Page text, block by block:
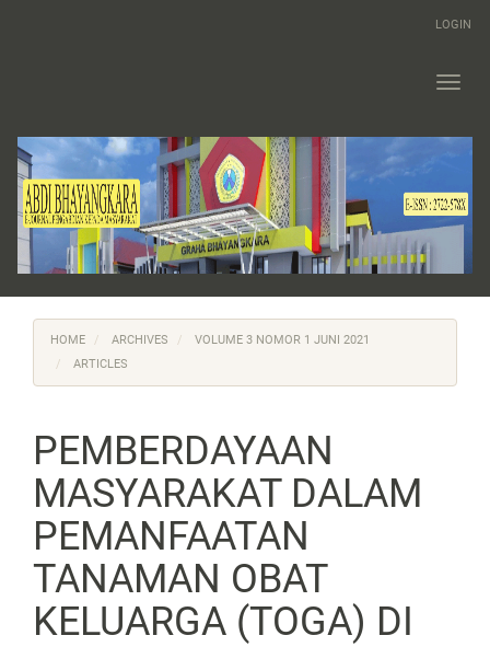
LOGIN
HOME ARCHIVES
VOLUME 3 NOMOR 1 JUNI 2021
ARTICLES
PEMBERDAYAAN
MASYARAKAT DALAM
PEMANFAATAN
TANAMAN OBAT
KELUARGA (TOGA) DI